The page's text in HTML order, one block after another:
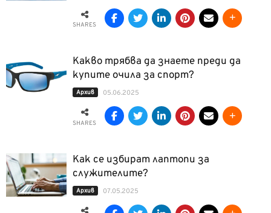
SHARES
Какво трябва да знаете преди да
купите очила за спорт?
Архив 05.06.2025
SHARES
Как се избират лаптопи за
служителите?
Архив 07.05.2025